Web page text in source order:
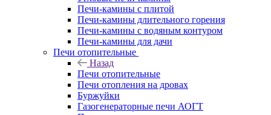
Печи-камины с плитой
Печи-камины длительного горения
Печи-камины с водяным контуром
Печи-камины для дачи
Печи отопительные
Назад
Печи отопительные
Печи отопления на дровах
Буржуйки
Газогенераторные печи АОГТ